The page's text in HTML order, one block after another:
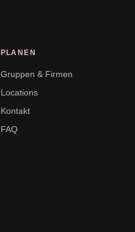
PLANEN
Gruppen & Firmen
Locations
Kontakt
FAQ